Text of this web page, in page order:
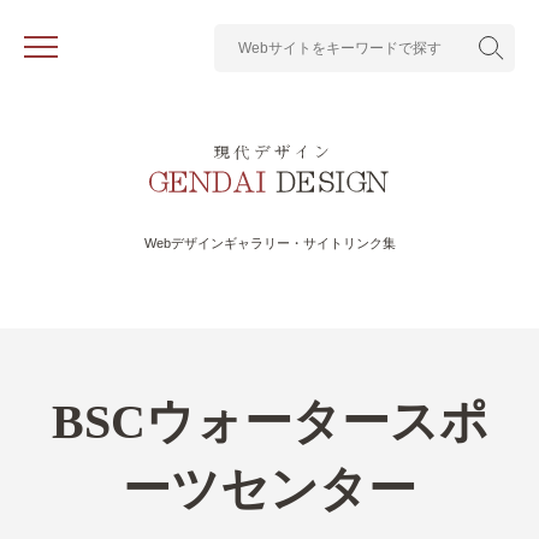
Webデザインギャラリー・サイトリンク集
BSCウォータースポ
ーツセンター